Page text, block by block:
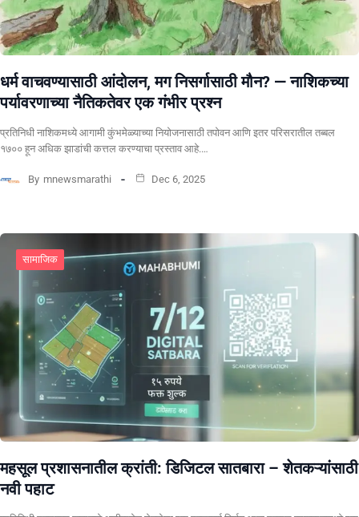
धर्म वाचवण्यासाठी आंदोलन, मग निसर्गासाठी मौन? ​— नाशिकच्या
पर्यावरणाच्या नैतिकतेवर एक गंभीर प्रश्न
प्रतिनिधी ​नाशिकमध्ये आगामी कुंभमेळ्याच्या नियोजनासाठी तपोवन आणि इतर परिसरातील तब्बल
१७०० हून अधिक झाडांची कत्तल करण्याचा प्रस्ताव आहे.…
By mnewsmarathi Dec 6, 2025
सामाजिक
महसूल प्रशासनातील क्रांती: डिजिटल सातबारा – शेतकऱ्यांसाठी
नवी पहाट